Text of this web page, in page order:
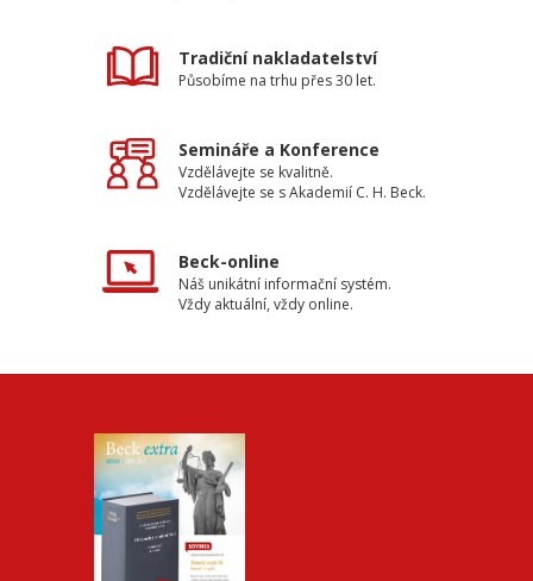
Tradiční nakladatelství
Působíme na trhu přes 30 let.
Semináře a Konference
Vzdělávejte se kvalitně.
Vzdělávejte se s Akademií C. H. Beck.
Beck-online
Náš unikátní informační systém.
Vždy aktuální, vždy online.